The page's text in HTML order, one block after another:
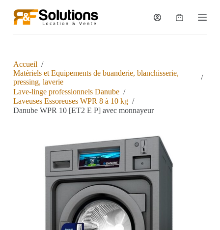
u
o
n
Accueil /
Matériels et Equipements de buanderie, blanchisserie,
pressing, laverie
/
Lave-linge professionnels Danube /
Laveuses Essoreuses WPR 8 à 10 kg /
Danube WPR 10 [ET2 E P] avec monnayeur